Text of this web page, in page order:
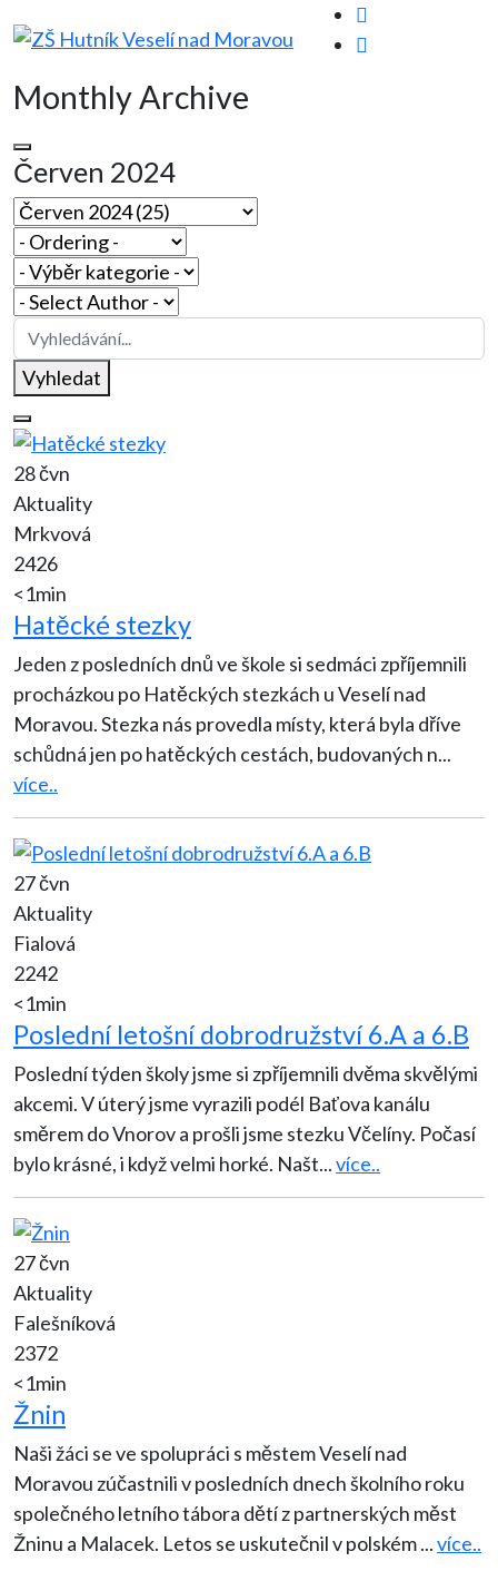
Monthly Archive
Červen 2024
Vyhledat
28 čvn
Aktuality
Mrkvová
2426
<1min
Hatěcké stezky
Jeden z posledních dnů ve škole si sedmáci zpříjemnili
procházkou po Hatěckých stezkách u Veselí nad
Moravou. Stezka nás provedla místy, která byla dříve
schůdná jen po hatěckých cestách, budovaných n...
více..
27 čvn
Aktuality
Fialová
2242
<1min
Poslední letošní dobrodružství 6.A a 6.B
Poslední týden školy jsme si zpříjemnili dvěma skvělými
akcemi. V úterý jsme vyrazili podél Baťova kanálu
směrem do Vnorov a prošli jsme stezku Včelíny. Počasí
bylo krásné, i když velmi horké. Našt...více..
27 čvn
Aktuality
Falešníková
2372
<1min
Žnin
Naši žáci se ve spolupráci s městem Veselí nad
Moravou zúčastnili v posledních dnech školního roku
společného letního tábora dětí z partnerských měst
Žninu a Malacek. Letos se uskutečnil v polském...více..